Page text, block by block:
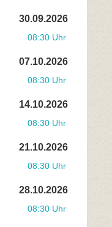
30.09.2026
08:30 Uhr
07.10.2026
08:30 Uhr
14.10.2026
08:30 Uhr
21.10.2026
08:30 Uhr
28.10.2026
08:30 Uhr